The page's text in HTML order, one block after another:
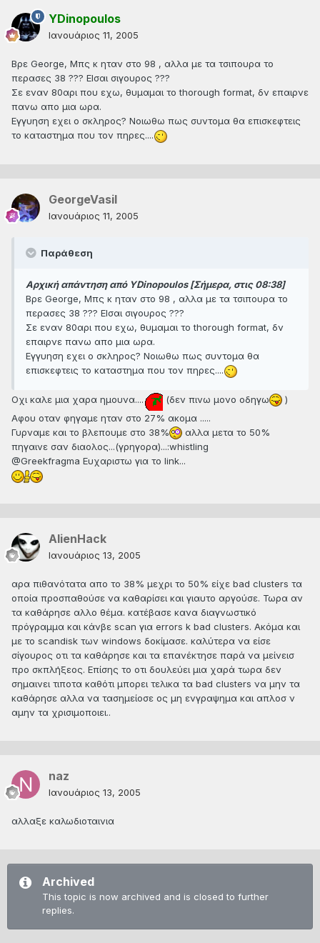
YDinopoulos
Ιανουάριος 11, 2005
Βρε George, Μπς κ ηταν στο 98 , αλλα με τα τσιπουρα το
περασες 38 ??? ΕΙσαι σιγουρος ???
Σε εναν 80αρι που εχω, θυμαμαι το thorough format, δν επαιρνε
πανω απο μια ωρα.
Εγγυηση εχει ο σκληρος? Νοιωθω πως συντομα θα επισκεφτεις
το καταστημα που τον πηρες....
GeorgeVasil
Ιανουάριος 11, 2005
Παράθεση
Αρχική απάντηση από YDinopoulos [Σήμερα, στις 08:38]
Βρε George, Μπς κ ηταν στο 98 , αλλα με τα τσιπουρα το
περασες 38 ??? ΕΙσαι σιγουρος ???
Σε εναν 80αρι που εχω, θυμαμαι το thorough format, δν
επαιρνε πανω απο μια ωρα.
Εγγυηση εχει ο σκληρος? Νοιωθω πως συντομα θα
επισκεφτεις το καταστημα που τον πηρες....
Οχι καλε μια χαρα ημουνα.... (δεν πινω μονο οδηγω
)
Αφου οταν φηγαμε ηταν στο 27% ακομα .....
Γυρναμε και το βλεπουμε στο 38%
αλλα μετα το 50%
πηγαινε σαν διαολος...(γρηγορα)...:whistling
@Greekfragma Ευχαριστω για το link...
AlienHack
Ιανουάριος 13, 2005
αρα πιθανότατα απο το 38% μεχρι το 50% είχε bad clusters τα
οποία προσπαθούσε να καθαρίσει και γιαυτο αργούσε. Τωρα αν
τα καθάρησε αλλο θέμα. κατέβασε κανα διαγνωστικό
πρόγραμμα και κάνβε scan για errors k bad clusters. Ακόμα και
με το scandisk των windows δοκίμασε. καλύτερα να είσε
σίγουρος οτι τα καθάρησε και τα επανέκτησε παρά να μείνεισ
προ σκπλήξεος. Επίσης το οτι δουλεύει μια χαρά τωρα δεν
σημαινει τιποτα καθότι μπορει τελικα τα bad clusters να μην τα
καθάρησε αλλα να τασημείοσε ος μη ενγραψημα και απλοσ ν
αμην τα χρισιμοποιει..
naz
Ιανουάριος 13, 2005
αλλαξε καλωδιοταινια
Archived
This topic is now archived and is closed to further
replies.